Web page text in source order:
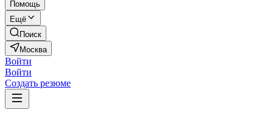
Помощь
Ещё
Поиск
Москва
Войти
Войти
Создать резюме